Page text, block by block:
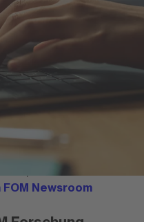
über die FOM
Newsroom
der FOM
Informationen rund um
gebündelt. Dort
Meldungen,
sowie die passenden
und
FOM Newsroom